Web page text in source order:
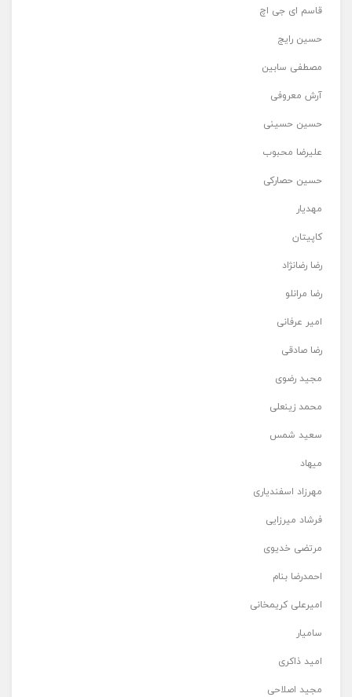
قاسم ای جی اچ
حسین رایج
مصطفی سابین
آرش معروفی
حسین حسینی
علیرضا محبوب
حسین حصارکی
مهدیار
کاپیتان
رضا رضانژاد
رضا مرانلو
امیر عرفانی
رضا صادقی
مجید رضوی
محمد زینعلی
سعید شمس
میهاد
مهرزاد اسفندیاری
فرشاد میرزایی
مرتضی خدیوی
احمدرضا بنام
امیرعلی کریمخانی
سامیار
امید ذاکری
مجید اصلاحی